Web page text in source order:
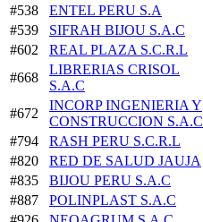
#538
ENTEL PERU S.A
#539
SIFRAH BIJOU S.A.C
#602
REAL PLAZA S.C.R.L
#668
LIBRERIAS CRISOL
S.A.C
#672
INCORP INGENIERIA Y
CONSTRUCCION S.A.C
#794
RASH PERU S.C.R.L
#820
RED DE SALUD JAUJA
#835
BIJOU PERU S.A.C
#887
POLINPLAST S.A.C